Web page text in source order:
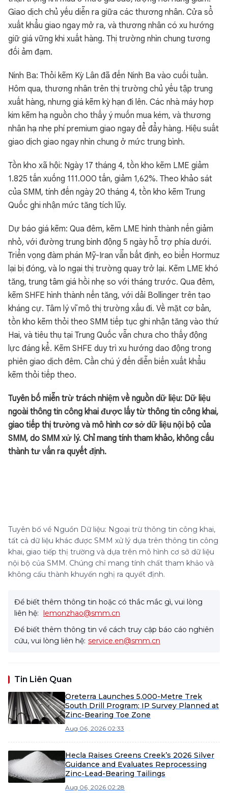
Giao dịch chủ yếu diễn ra giữa các thương nhân. Cửa sổ
xuất khẩu giao ngay mở ra, và thương nhân có xu hướng
giữ giá vững khi xuất hàng. Thị trường nhìn chung tương
đối ảm đạm.
Ninh Ba: Thỏi kẽm Kỳ Lân đã đến Ninh Ba vào cuối tuần.
Hôm qua, thương nhân trên thị trường chủ yếu tập trung
xuất hàng, nhưng giá kẽm kỳ hạn đi lên. Các nhà máy hợp
kim kẽm hạ nguồn cho thấy ý muốn mua kém, và thương
nhân hạ nhẹ phí premium giao ngay để đẩy hàng. Hiệu suất
giao dịch giao ngay nhìn chung ở mức trung bình.
Tồn kho xã hội: Ngày 17 tháng 4, tồn kho kẽm LME giảm
1.825 tấn xuống 111.000 tấn, giảm 1,62%. Theo khảo sát
của SMM, tính đến ngày 20 tháng 4, tồn kho kẽm Trung
Quốc ghi nhận mức tăng tích lũy.
Dự báo giá kẽm: Qua đêm, kẽm LME hình thành nến giảm
nhỏ, với đường trung bình động 5 ngày hỗ trợ phía dưới.
Triển vọng đàm phán Mỹ-Iran vẫn bất định, eo biển Hormuz
lại bị đóng, và lo ngại thị trường quay trở lại. Kẽm LME khó
tăng, trung tâm giá hồi nhẹ so với tháng trước. Qua đêm,
kẽm SHFE hình thành nến tăng, với dải Bollinger trên tạo
kháng cự. Tâm lý vĩ mô thị trường xấu đi. Về mặt cơ bản,
tồn kho kẽm thỏi theo SMM tiếp tục ghi nhận tăng vào thứ
Hai, và tiêu thụ tại Trung Quốc vẫn chưa cho thấy động
lực đáng kể. Kẽm SHFE duy trì xu hướng dao động trong
phiên giao dịch đêm. Cần chú ý đến diễn biến xuất khẩu
kẽm thỏi tiếp theo.
Tuyên bố miễn trừ trách nhiệm về nguồn dữ liệu: Dữ liệu
ngoài thông tin công khai được lấy từ thông tin công khai,
giao tiếp thị trường và mô hình cơ sở dữ liệu nội bộ của
SMM, do SMM xử lý. Chỉ mang tính tham khảo, không cấu
thành tư vấn ra quyết định.
Tuyên bố về Nguồn Dữ liệu: Ngoại trừ thông tin công khai,
tất cả dữ liệu khác được SMM xử lý dựa trên thông tin công
khai, giao tiếp thị trường và dựa trên mô hình cơ sở dữ liệu
nội bộ của SMM. Chúng chỉ mang tính chất tham khảo và
không cấu thành khuyến nghị ra quyết định.
Để biết thêm thông tin hoặc có thắc mắc gì, vui lòng
liên hệ: lemonzhao@smm.cn
Để biết thêm thông tin về cách truy cập báo cáo nghiên
cứu, vui lòng liên hệ: service.en@smm.cn
Tin Liên Quan
Oreterra Launches 5,000-Metre Trek
South Drill Program; IP Survey Planned at
Zinc-Bearing Toe Zone
Aug 06, 2026 02:33
Hecla Raises Greens Creek’s 2026 Silver
Guidance and Evaluates Reprocessing
Zinc-Lead-Bearing Tailings
Aug 06, 2026 02:28